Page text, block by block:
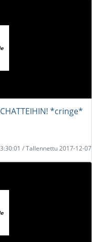
*cringe*
/ Tallennettu 2017-12-07